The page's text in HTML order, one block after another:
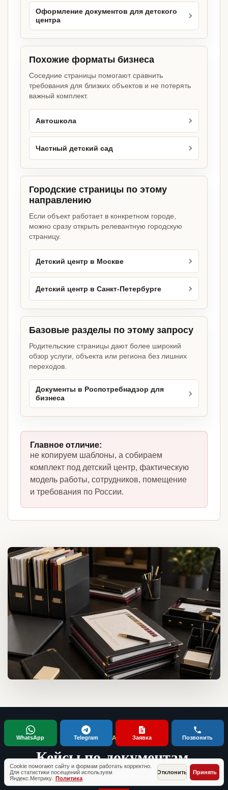
Оформление документов для детского
центра
Похожие форматы бизнеса
Соседние страницы помогают сравнить
требования для близких объектов и не потерять
важный комплект.
Автошкола
Частный детский сад
Городские страницы по этому
направлению
Если объект работает в конкретном городе,
можно сразу открыть релевантную городскую
страницу.
Детский центр в Москве
Детский центр в Санкт-Петербурге
Базовые разделы по этому запросу
Родительские страницы дают более широкий
обзор услуги, объекта или региона без лишних
переходов.
Документы в Роспотребнадзор для
бизнеса
Главное отличие:
не копируем шаблоны, а собираем
комплект под детский центр, фактическую
модель работы, сотрудников, помещение
и требования по России.
ТИПОВЫЕ СИТУАЦИИ КЛИЕНТОВ
Кейсы по документам,
проверкам и запуску бизнеса
Cookie помогают сайту и формам работать корректно.
Для статистики посещений используем
Яндекс.Метрику. Политика
Отклонить Принять
WhatsApp Telegram Заявка Позвонить